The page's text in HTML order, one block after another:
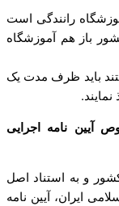
رانندگی است
باز هم آموزشگاه
باید ظرف مدت یک
آیین نامه اجرایی
وزارت کشور و به استناد اصل
ایران، آیین نامه